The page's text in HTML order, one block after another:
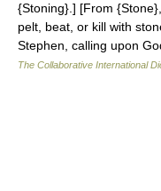
{Stoning}.] [From
pelt, beat, or kill with
Stephen, calling upon
The Collaborative International